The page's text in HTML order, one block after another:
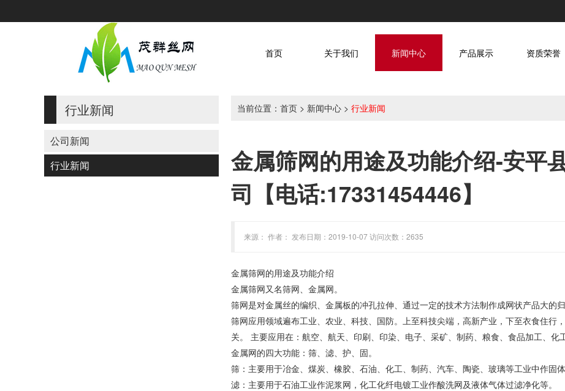
资质荣誉
产品展示
新闻中心
关于我们
首页
行业新闻
公司新闻
行业新闻
当前位置： 首页 > 新闻中心 > 行业新闻
金属筛网的用途及功能介绍-安平
司【电话:17331454446】
来源： 作者： 发布日期：2019-10-07 访问次数：2635
金属筛网的用途及功能介绍
金属筛网又名筛网、金属网。
筛网是对金属丝的编织、金属板的冲孔拉伸、通过一定的技术方法制作成网状产品大的归
筛网应用领域遍布工业、农业、科技、国防。上至科技尖端，高新产业，下至衣食住行
关。 主要应用在：航空、航天、印刷、印染、电子、采矿、制药、粮食、食品加工、化工
金属网的四大功能：筛、滤、护、固。
筛：主要用于冶金、煤炭、橡胶、石油、化工、制药、汽车、陶瓷、玻璃等工业中作固
滤：主要用于石油工业作泥浆网，化工化纤电镀工业作酸洗网及液体气体过滤净化等。